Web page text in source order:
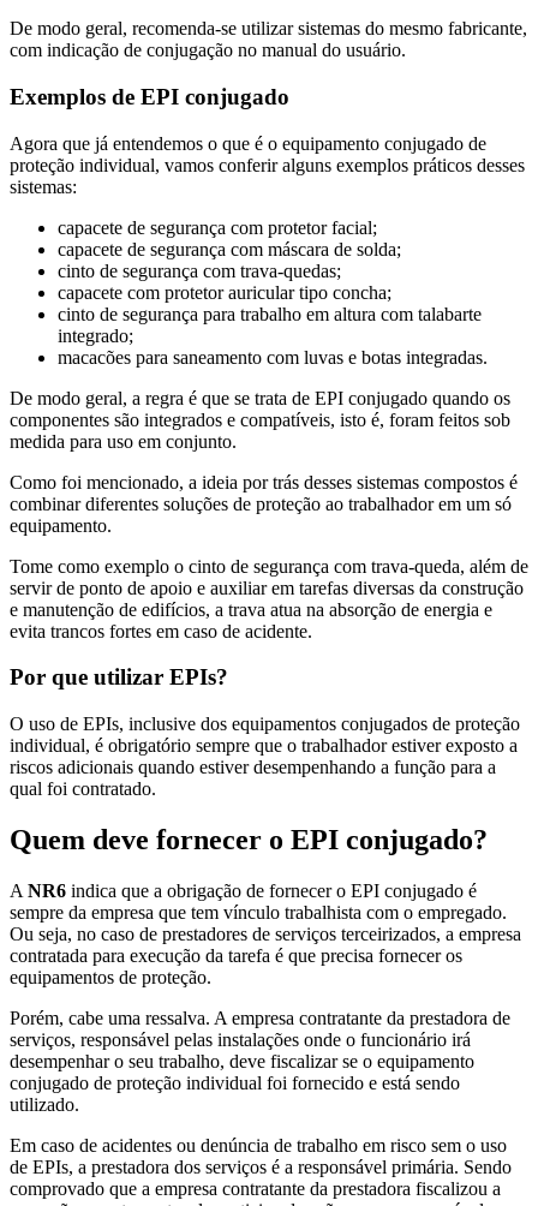
De modo geral, recomenda-se utilizar sistemas do mesmo fabricante,
com indicação de conjugação no manual do usuário.
Exemplos de EPI conjugado
Agora que já entendemos o que é o equipamento conjugado de
proteção individual, vamos conferir alguns exemplos práticos desses
sistemas:
capacete de segurança com protetor facial;
capacete de segurança com máscara de solda;
cinto de segurança com trava-quedas;
capacete com protetor auricular tipo concha;
cinto de segurança para trabalho em altura com talabarte
integrado;
macacões para saneamento com luvas e botas integradas.
De modo geral, a regra é que se trata de EPI conjugado quando os
componentes são integrados e compatíveis, isto é, foram feitos sob
medida para uso em conjunto.
Como foi mencionado, a ideia por trás desses sistemas compostos é
combinar diferentes soluções de proteção ao trabalhador em um só
equipamento.
Tome como exemplo o cinto de segurança com trava-queda, além de
servir de ponto de apoio e auxiliar em tarefas diversas da construção
e manutenção de edifícios, a trava atua na absorção de energia e
evita trancos fortes em caso de acidente.
Por que utilizar EPIs?
O uso de EPIs, inclusive dos equipamentos conjugados de proteção
individual, é obrigatório sempre que o trabalhador estiver exposto a
riscos adicionais quando estiver desempenhando a função para a
qual foi contratado.
Quem deve fornecer o EPI conjugado?
A NR6 indica que a obrigação de fornecer o EPI conjugado é
sempre da empresa que tem vínculo trabalhista com o empregado.
Ou seja, no caso de prestadores de serviços terceirizados, a empresa
contratada para execução da tarefa é que precisa fornecer os
equipamentos de proteção.
Porém, cabe uma ressalva. A empresa contratante da prestadora de
serviços, responsável pelas instalações onde o funcionário irá
desempenhar o seu trabalho, deve fiscalizar se o equipamento
conjugado de proteção individual foi fornecido e está sendo
utilizado.
Em caso de acidentes ou denúncia de trabalho em risco sem o uso
de EPIs, a prestadora dos serviços é a responsável primária. Sendo
comprovado que a empresa contratante da prestadora fiscalizou a